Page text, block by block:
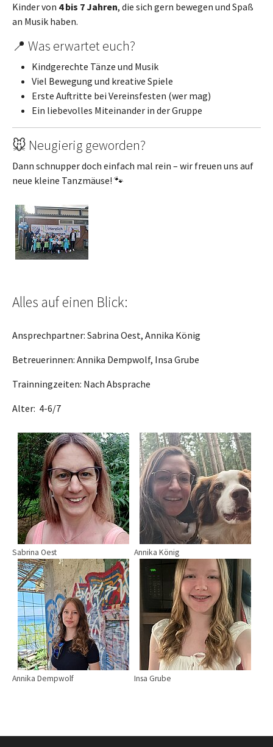
Kinder von 4 bis 7 Jahren, die sich gern bewegen und Spaß
an Musik haben.
📍 Was erwartet euch?
Kindgerechte Tänze und Musik
Viel Bewegung und kreative Spiele
Erste Auftritte bei Vereinsfesten (wer mag)
Ein liebevolles Miteinander in der Gruppe
🐭 Neugierig geworden?
Dann schnupper doch einfach mal rein – wir freuen uns auf
neue kleine Tanzmäuse! 🐾
Show larger version for:
Alles auf einen Blick:
Ansprechpartner: Sabrina Oest, Annika König
Betreuerinnen: Annika Dempwolf, Insa Grube
Trainningzeiten: Nach Absprache
Alter: 4-6/7
Show larger version for:
Sabrina Oest
Show larger version for:
Annika König
Show larger version for:
Annika Dempwolf
Show larger version for:
Insa Grube